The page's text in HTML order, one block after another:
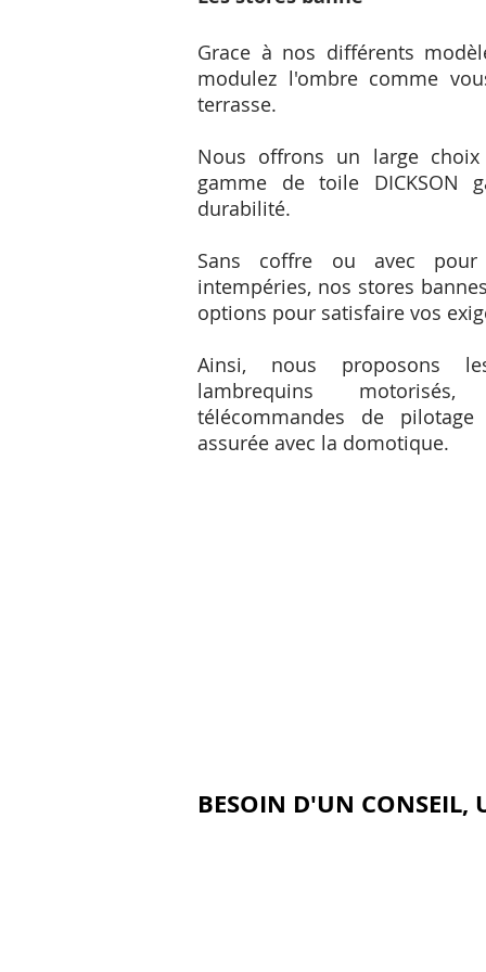
Grace à nos différents
modulez l'ombre comme
terrasse.
Nous offrons un large
gamme de toile DICKSON
durabilité.
Sans coffre ou avec
intempéries, nos stores
options pour satisfaire vos
Ainsi, nous proposons
lambrequins
télécommandes de
assurée avec la domotique.
BESOIN D'UN CONSEIL,